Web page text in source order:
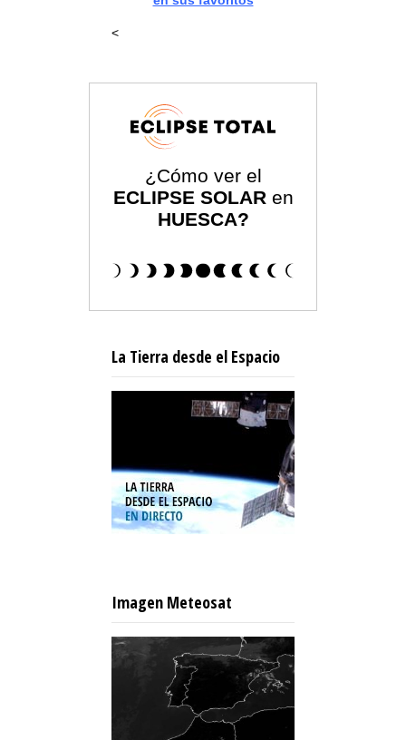
<
¿Cómo ver el
ECLIPSE SOLAR en
HUESCA?
La Tierra desde el Espacio
Imagen Meteosat